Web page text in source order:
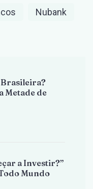
Nubank
Brasileira?
Metade de
a Investir?”
Mundo